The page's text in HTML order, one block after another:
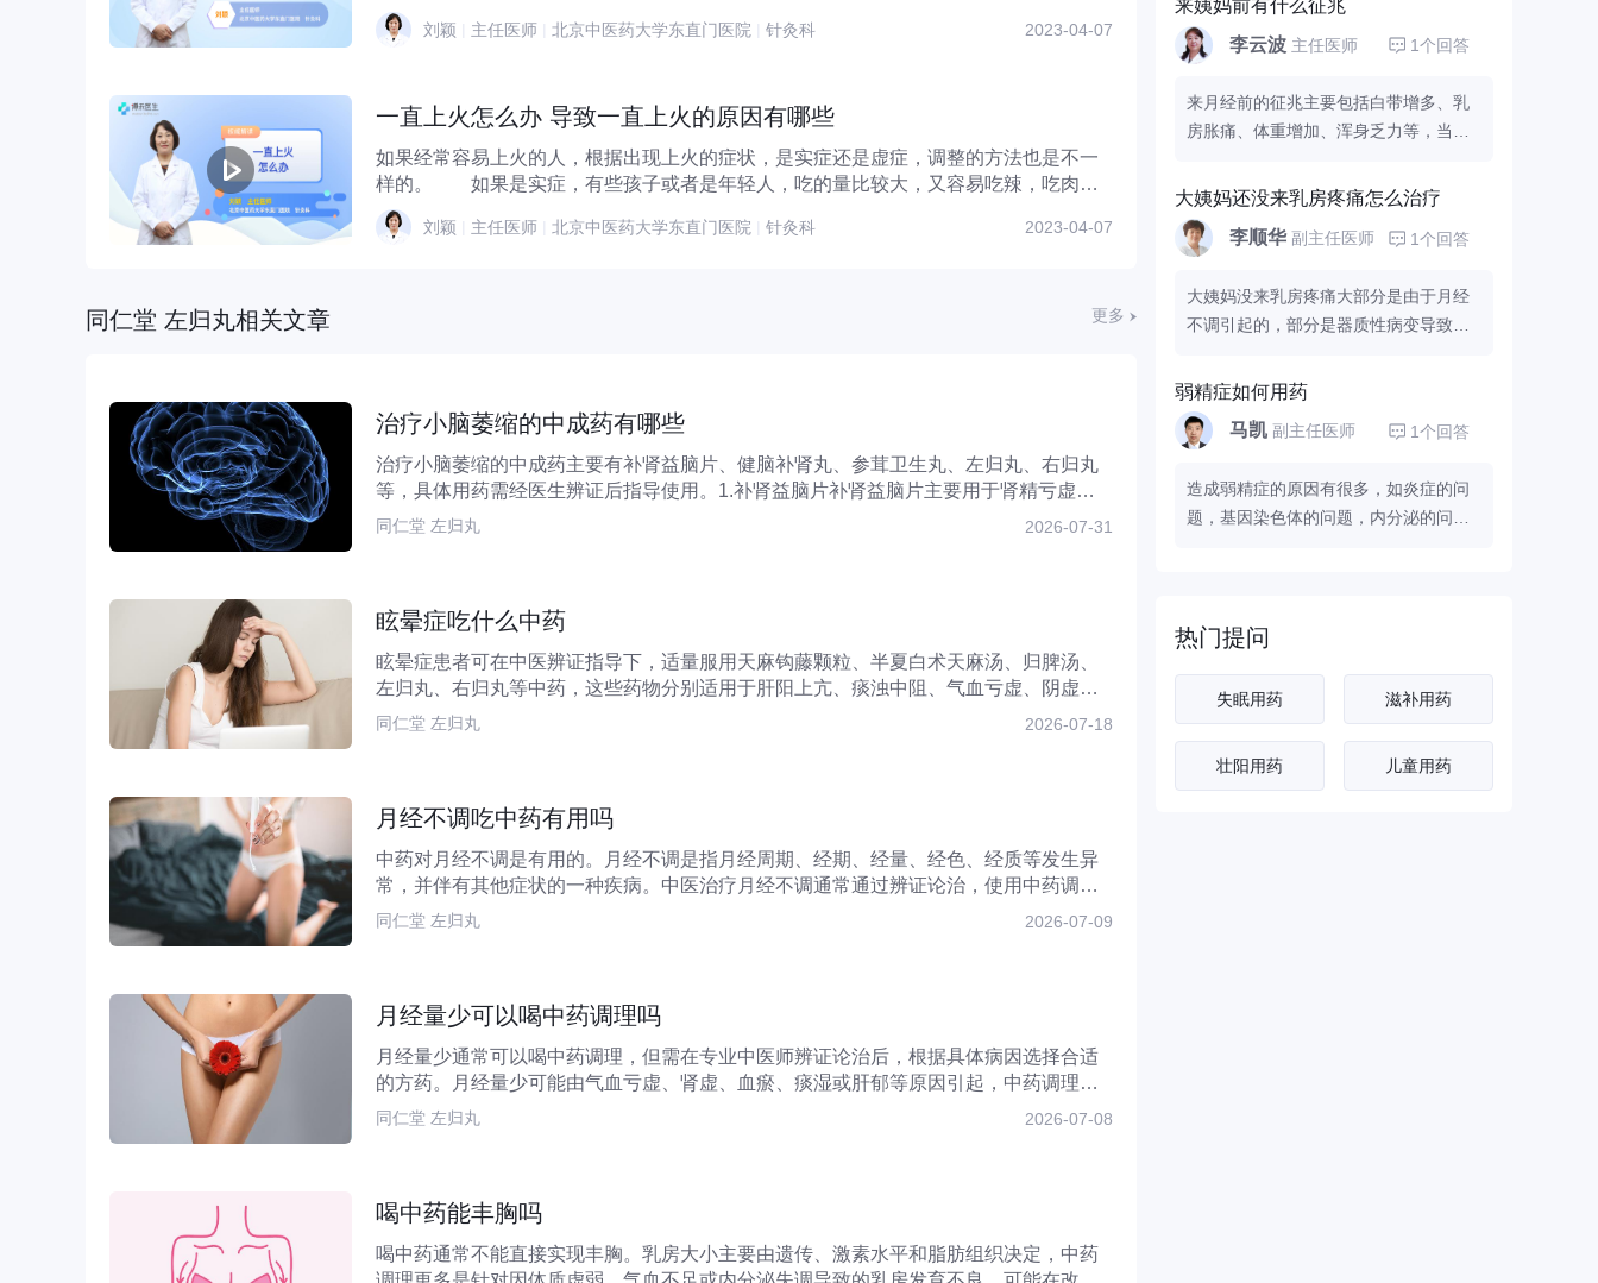
有好处的。还有一些...
刘颖 主任医师 北京中医药大学东直门医院 针灸科 2023-04-07
一直上火怎么办 导致一直上火的原因有哪些
如果经常容易上火的人，根据出现上火的症状，是实症还是虚症，调整的方法也是不一
样的。 如果是实症，有些孩子或者是年轻人，吃的量比较大，又容易吃辣，吃肉、
肥...
刘颖 主任医师 北京中医药大学东直门医院 针灸科 2023-04-07
同仁堂 左归丸相关文章 更多
治疗小脑萎缩的中成药有哪些
治疗小脑萎缩的中成药主要有补肾益脑片、健脑补肾丸、参茸卫生丸、左归丸、右归丸
等，具体用药需经医生辨证后指导使用。1.补肾益脑片补肾益脑片主要用于肾精亏虚引
起的小脑萎缩及相关...
同仁堂 左归丸 2026-07-31
眩晕症吃什么中药
眩晕症患者可在中医辨证指导下，适量服用天麻钩藤颗粒、半夏白术天麻汤、归脾汤、
左归丸、右归丸等中药，这些药物分别适用于肝阳上亢、痰浊中阻、气血亏虚、阴虚阳
亢、肾阳不足等不同证...
同仁堂 左归丸 2026-07-18
月经不调吃中药有用吗
中药对月经不调是有用的。月经不调是指月经周期、经期、经量、经色、经质等发生异
常，并伴有其他症状的一种疾病。中医治疗月经不调通常通过辨证论治，使用中药调理
气血、疏肝解郁、温经...
同仁堂 左归丸 2026-07-09
月经量少可以喝中药调理吗
月经量少通常可以喝中药调理，但需在专业中医师辨证论治后，根据具体病因选择合适
的方药。月经量少可能由气血亏虚、肾虚、血瘀、痰湿或肝郁等原因引起，中药调理的
核心在于针对不同的证...
同仁堂 左归丸 2026-07-08
喝中药能丰胸吗
喝中药通常不能直接实现丰胸。乳房大小主要由遗传、激素水平和脂肪组织决定，中药
阳虚引起的勃起不坚，需要在医生的指
导下用金匮肾气丸、
等药物治疗，阴虚
生活习惯，避免长时间熬夜，每天可以
适当运动。
这样才能做出一个明确的判断，要根据
不同的情况来选择药物干预和理疗的一
导下服用进行治疗，是以油菜花粉为主
要原料的植物制剂，是国内第一个专业
炎、抗水肿、调节平滑肌张力，有效改
善排尿症状，从中医角度来讲，它可以
补肾固本，养护前列腺，提高免疫力，
药的同时还要注意忌辛辣、刺激等食
物，如酒、辣椒、咖啡、浓茶等，也要
来姨妈前有什么征兆
李云波 主任医师 1个回答
来月经前的征兆主要包括白带增多、乳
房胀痛、体重增加、浑身乏力等，当然
样。也有部分女性来月经前会出现小腹
坠痛的情况，来月经后会持续痛经，可
以适当的给腹部做热敷，加快血液循
精神症状为主，比较常见的包括神经敏
感、浑身乏力、烦躁易怒等。这是因为
张。也有部分未婚女性来月经前会出现
小腹疼痛、乳房胀痛的情况，可以适当
的口服一些 缓解。建议及时到正规医院
大姨妈还没来乳房疼痛怎么治疗
李顺华 副主任医师 1个回答
大姨妈没来乳房疼痛大部分是由于月经
不调引起的，部分是器质性病变导致
月经不调引起的，部分是器质性病变导
致的。根据你的情况，可以服用中药
理月经不调。意见建议：建议注意休
注意保暖。如果长期如此的话，最好还
需要检查一下是否严重。
弱精症如何用药
马凯 副主任医师 1个回答
造成弱精症的原因有很多，如炎症的问
题，基因染色体的问题，内分泌的问
治疗效果。如果是炎症原因造成，如前
生素抗感染治疗。如果是精索静脉曲张
提提高精子质量。如果是睾丸生精功能
的问题，就需要吃
等中药治疗进行调
热门提问
失眠用药 滋补用药
壮阳用药 儿童用药